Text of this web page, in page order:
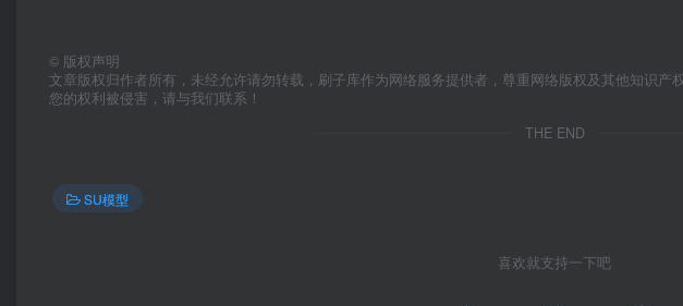
© 版权声明
文章版权归作者所有，未经允许请勿转载，刷子库作为网络服务提供者，尊重网络版权及其他知识
您的权利被侵害，请与我们联系！
THE END
SU模型
喜欢就支持一下吧